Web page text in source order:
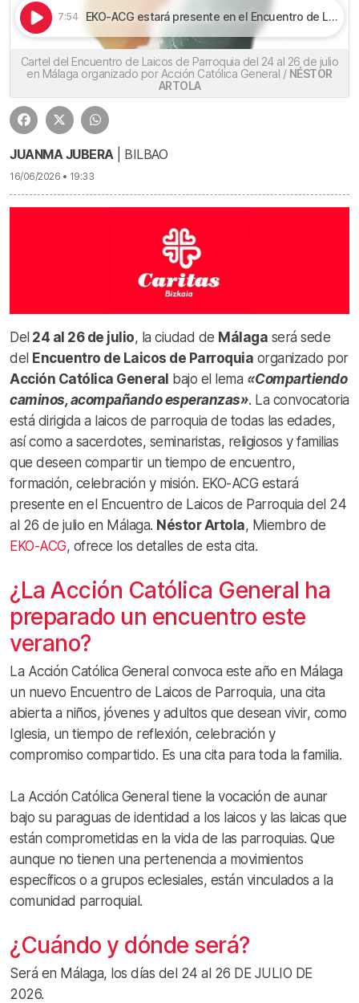
7:54 EKO-ACG estará presente en el Encuentro de Laicos de Parroquia del 24 al 26 de julio en Málaga | EKO-ACG estará presente en el Encuentro de Laicos de Parroquia del 24 al 26 de julio en Málaga
Cartel del Encuentro de Laicos de Parroquia del 24 al 26 de julio
en Málaga organizado por Acción Católica General / NÉSTOR
ARTOLA
JUANMA JUBERA| BILBAO
16/06/2026 • 19:33
Del24 al 26 de julio, la ciudad de Málaga será sede
del Encuentro de Laicos de Parroquia organizado por
Acción Católica General bajo el lema «Compartiendo
caminos, acompañando esperanzas». La convocatoria
está dirigida a laicos de parroquia de todas las edades,
así como a sacerdotes, seminaristas, religiosos y familias
que deseen compartir un tiempo de encuentro,
formación, celebración y misión. EKO-ACG estará
presente en el Encuentro de Laicos de Parroquia del 24
al 26 de julio en Málaga. Néstor Artola, Miembro de
EKO-ACG, ofrece los detalles de esta cita.
¿La Acción Católica General ha
preparado un encuentro este
verano?
La Acción Católica General convoca este año en Málaga
un nuevo Encuentro de Laicos de Parroquia, una cita
abierta a niños, jóvenes y adultos que desean vivir, como
Iglesia, un tiempo de reflexión, celebración y
compromiso compartido. Es una cita para toda la familia.
La Acción Católica General tiene la vocación de aunar
bajo su paraguas de identidad a los laicos y las laicas que
están comprometidas en la vida de las parroquias. Que
aunque no tienen una pertenencia a movimientos
específicos o a grupos eclesiales, están vinculados a la
comunidad parroquial.
¿Cuándo y dónde será?
Será en Málaga, los días del 24 al 26 DE JULIO DE
2026.